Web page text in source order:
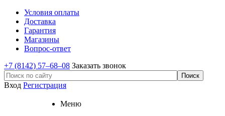
Условия оплаты
Доставка
Гарантия
Магазины
Вопрос-ответ
+7 (8142) 57–68–08 Заказать звонок
Вход Регистрация
Меню